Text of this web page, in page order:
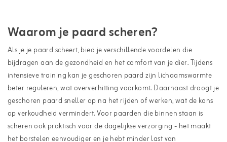
Waarom je paard scheren?
Als je je paard scheert, bied je verschillende voordelen die
bijdragen aan de gezondheid en het comfort van je dier. Tijdens
intensieve training kan je geschoren paard zijn lichaamswarmte
beter reguleren, wat oververhitting voorkomt. Daarnaast droogt je
geschoren paard sneller op na het rijden of werken, wat de kans
op verkoudheid vermindert. Voor paarden die binnen staan is
scheren ook praktisch voor de dagelijkse verzorging - het maakt
het borstelen eenvoudiger en je hebt minder last van